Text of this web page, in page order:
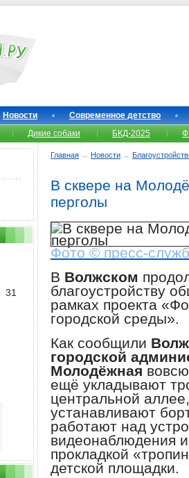
Новости
Современное детство
Дикие собаки БКД-2025
Главная → Новости →
В сквере на
перголы
Фото © пресс-
В Волжском
благоустройству
рамках проекта
городской среды».
Как сообщили
городской
Молодёжная
ещё укладывают
центральной
устанавливают
работают над
видеонаблюдения
прокладкой
детской площадки.
31